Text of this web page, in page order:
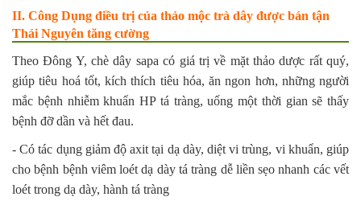
II. Công Dụng điều trị của thảo mộc trà dây được bán tận
Thái Nguyên tăng cường
Theo Đông Y, chè dây sapa có giá trị về mặt thảo dược rất quý,
giúp tiêu hoá tốt, kích thích tiêu hóa, ăn ngon hơn, những người
mắc bệnh nhiễm khuẩn HP tá tràng, uống một thời gian sẽ thấy
bệnh đỡ dần và hết đau.
- Có tác dụng giảm độ axit tại dạ dày, diệt vi trùng, vi khuẩn, giúp
cho bệnh bệnh viêm loét dạ dày tá tràng dễ liền sẹo nhanh các vết
loét trong dạ dày, hành tá tràng